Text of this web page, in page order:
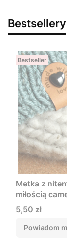
Bestsellery
Bestseller
Metka z
miłością
Cena
5,50 zł
Powiadom